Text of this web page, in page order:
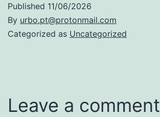
Published 11/06/2026
By urbo.pt@protonmail.com
Categorized as Uncategorized
Leave a comment